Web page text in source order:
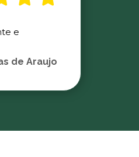
e
de Araujo